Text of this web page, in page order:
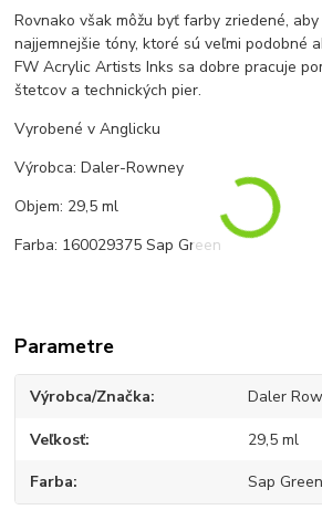
Rovnako však môžu byť farby zriedené,
najjemnejšie tóny, ktoré sú veľmi podobné
FW Acrylic Artists Inks sa dobre pracuje
štetcov a technických pier.
Vyrobené v Anglicku
Výrobca: Daler-Rowney
Objem: 29,5 ml
Farba: 160029375 Sap Green
Parametre
Výrobca/Značka Daler
Veľkosť 29,5 ml
Farba Sap Green